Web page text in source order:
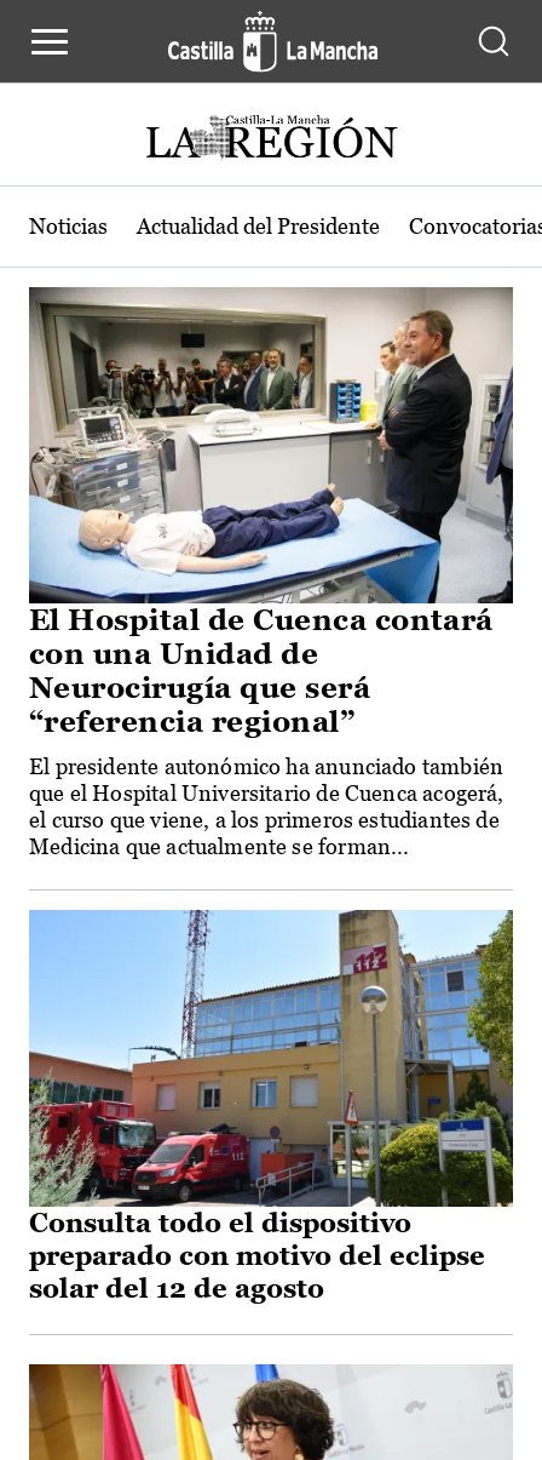
Actualidad de la región de Castilla-
Noticias Actualidad del Presidente
El Hospital de Cuenca contará
con una Unidad de
Neurocirugía que será
“referencia regional”
El presidente autonómico ha anunciado también
que el Hospital Universitario de Cuenca acogerá,
el curso que viene, a los primeros estudiantes de
Medicina que actualmente se forman...
Consulta todo el dispositivo
preparado con motivo del eclipse
solar del 12 de agosto